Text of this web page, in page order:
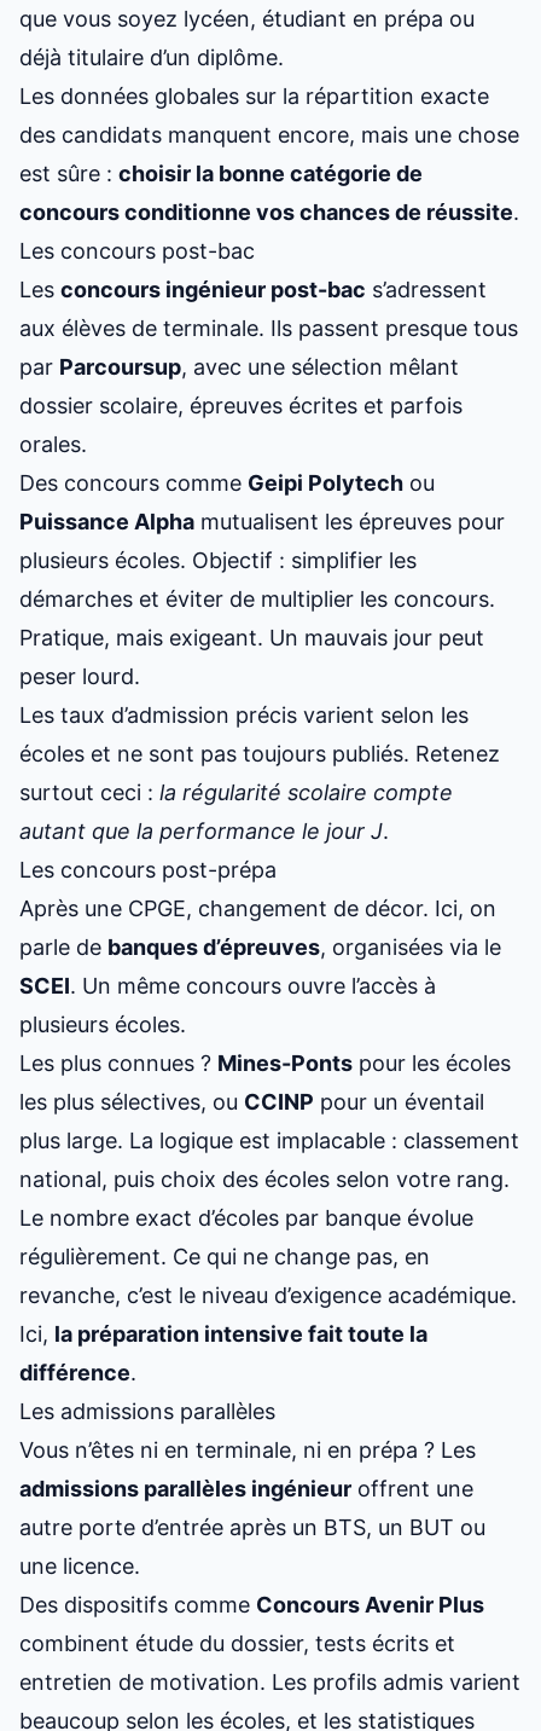
que vous soyez lycéen, étudiant en prépa ou
déjà titulaire d’un diplôme.
Les données globales sur la répartition exacte
des candidats manquent encore, mais une chose
est sûre : choisir la bonne catégorie de
concours conditionne vos chances de réussite.
Les concours post-bac
Les concours ingénieur post-bac s’adressent
aux élèves de terminale. Ils passent presque tous
par Parcoursup, avec une sélection mêlant
dossier scolaire, épreuves écrites et parfois
orales.
Des concours comme Geipi Polytech ou
Puissance Alpha mutualisent les épreuves pour
plusieurs écoles. Objectif : simplifier les
démarches et éviter de multiplier les concours.
Pratique, mais exigeant. Un mauvais jour peut
peser lourd.
Les taux d’admission précis varient selon les
écoles et ne sont pas toujours publiés. Retenez
surtout ceci : la régularité scolaire compte
autant que la performance le jour J.
Les concours post-prépa
Après une CPGE, changement de décor. Ici, on
parle de banques d’épreuves, organisées via le
SCEI. Un même concours ouvre l’accès à
plusieurs écoles.
Les plus connues ? Mines-Ponts pour les écoles
les plus sélectives, ou CCINP pour un éventail
plus large. La logique est implacable : classement
national, puis choix des écoles selon votre rang.
Le nombre exact d’écoles par banque évolue
régulièrement. Ce qui ne change pas, en
revanche, c’est le niveau d’exigence académique.
Ici, la préparation intensive fait toute la
différence.
Les admissions parallèles
Vous n’êtes ni en terminale, ni en prépa ? Les
admissions parallèles ingénieur offrent une
autre porte d’entrée après un BTS, un BUT ou
une licence.
Des dispositifs comme Concours Avenir Plus
combinent étude du dossier, tests écrits et
entretien de motivation. Les profils admis varient
beaucoup selon les écoles, et les statistiques